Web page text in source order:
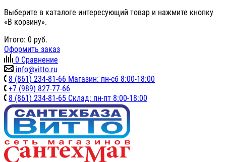
Выберите в каталоге интересующий товар и нажмите кнопку
«В корзину».
Итого: 0 руб.
Оформить заказ
0 Сравнение
info@vitto.ru
8 (861) 234-81-66 Магазин: пн-сб 8:00-18:00
+7 (989) 827-77-66
8 (861) 234-81-65 Склад: пн-пт 8:00-18:00